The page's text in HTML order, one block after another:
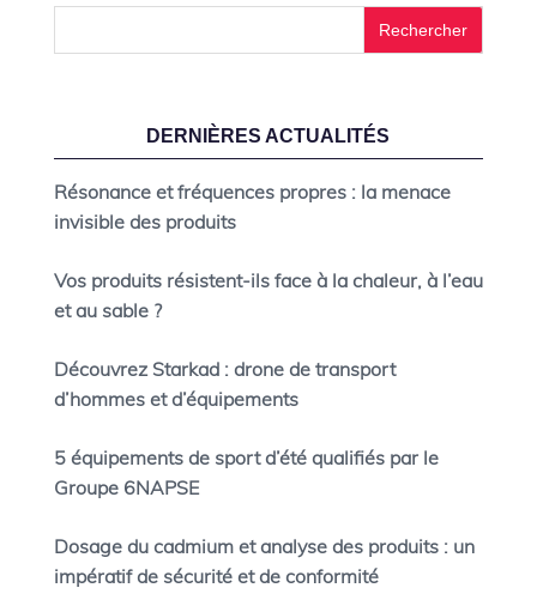
DERNIÈRES ACTUALITÉS
Résonance et fréquences propres : la menace
invisible des produits
Vos produits résistent-ils face à la chaleur, à l’eau
et au sable ?
Découvrez Starkad : drone de transport
d’hommes et d’équipements
5 équipements de sport d’été qualifiés par le
Groupe 6NAPSE
Dosage du cadmium et analyse des produits : un
impératif de sécurité et de conformité